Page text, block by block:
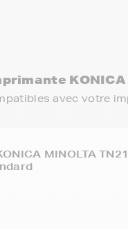
KONICA
avec votre
MINOLTA